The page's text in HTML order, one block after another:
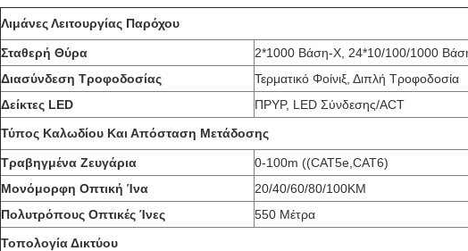
Λιμάνες Λειτουργίας Παρόχου
Σταθερή Θύρα
2*1000 Βάση-Χ, 24*10/100/1000
Διασύνδεση Τροφοδοσίας
Τερματικό Φοίνιξ, Διπλή Τροφοδοσία
Δείκτες LED
ΠΡΥΡ, LED Σύνδεσης/ACT
Τύπος Καλωδίου Και Απόσταση Μετάδοσης
Τραβηγμένα Ζευγάρια
0-100m ((CAT5e,CAT6)
Μονόμορφη Οπτική Ίνα
20/40/60/80/100KM
Πολυτρόπους Οπτικές Ίνες
550 Μέτρα
Τοπολογία Δικτύου